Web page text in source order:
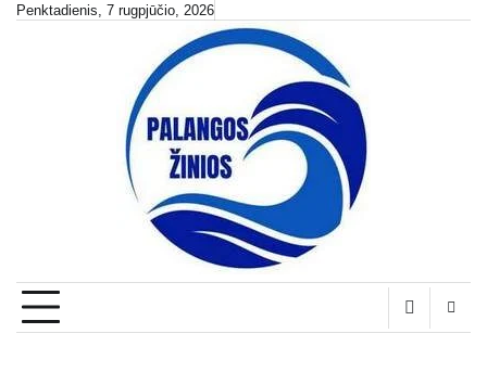
SkipPenktadienis, 7 rugpjūčio, 2026